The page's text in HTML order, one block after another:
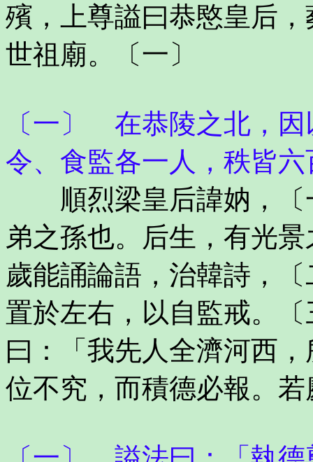
殯，上尊謚曰恭愍皇后
世祖廟。〔一〕
〔一〕 在恭陵之北，
令、食監各一人，秩皆
順烈梁皇后諱妠，〔
弟之孫也。后生，有光
歲能誦論語，治韓詩，
置於左右，以自監戒。
曰：「我先人全濟河西
位不究，而積德必報。